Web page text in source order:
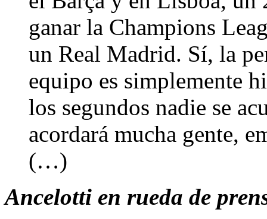
ganar la Champions
un Real Madrid. Sí, la
equipo es simplemente
los segundos nadie se
acordará mucha gente,
(…)
Ancelotti en rueda de